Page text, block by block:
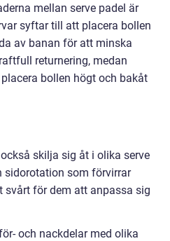
mellan serve padel är
syftar till att placera bollen
av banan för att minska
returnering, medan
bollen högt och bakåt
skilja sig åt i olika serve
sidorotation som förvirrar
svårt för dem att anpassa sig
och nackdelar med olika